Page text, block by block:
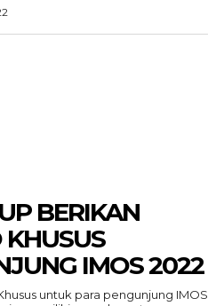
BERIKAN
IMOS 2022
untuk para pengunjung IMOS